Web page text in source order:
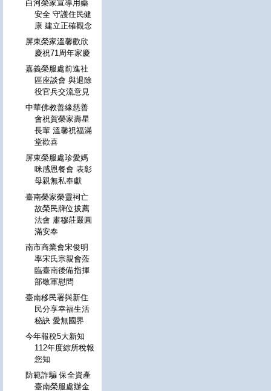
白河榮家宣導用藥
安全 守護住民健
康 建立正確觀念
屏東榮家溫馨歡欣
慶祝71周年家慶
嘉義榮服處前進社
區座談會 與退除
役官兵交流意見
中華佛教善緣慈善
會祝賀榮家壽星
長輩 溫馨祝福滿
堂歡喜
屏東榮服處珍愛媽
咪感恩餐會 表彰
母親無私奉獻
臺南榮家榮靈祠亡
故榮民牌位拔薦
法會 肅穆莊嚴圓
滿安奉
南市商業會宋俊明
率宋氏宗親會蒞
臨臺南後備指揮
部敬軍慰問
臺南移民署與新住
民分享幸福生活
秘訣 愛無國界
今年報稅5大新知
112年度綜所稅報
您知
防範詐騙 保全資產
臺南榮服處辦金